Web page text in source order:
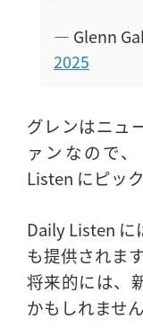
— Glenn
2025
グレンはニュ
ァンなので
Listen にピッ
Daily Listen に
も提供されます
将来的には、
かもしれません